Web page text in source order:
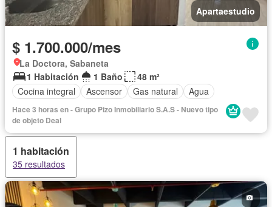
Apartaestudio
$ 1.700.000/mes
La Doctora, Sabaneta
1 Habitación
1 Baño
48 m²
Cocina integral
Ascensor Gas natural Agua
Hace 3 horas en - Grupo Pizo Inmobiliario S.A.S - Nuevo tipo
de objeto Deal
1 habitación
35 resultados